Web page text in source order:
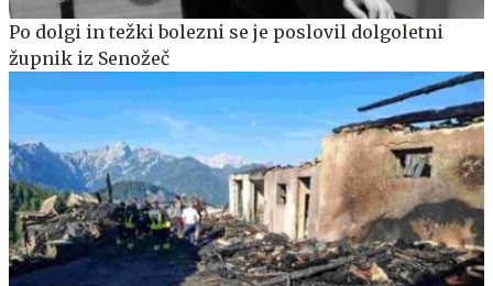
Po dolgi in težki bolezni se je poslovil dolgoletni
župnik iz Senožeč